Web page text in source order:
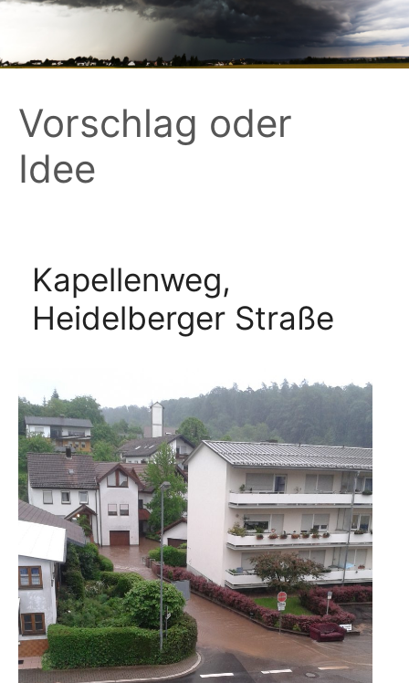
Zum
springen
Vorschlag oder
Idee
Kapellenweg,
Heidelberger Straße